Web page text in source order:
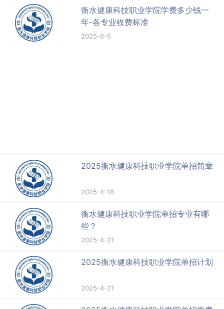
衡水健康科技职业学院学费多少钱一
年-各专业收费标准
2025-6-5
2025衡水健康科技职业学院单招简章
2025-4-18
衡水健康科技职业学院单招专业有哪
些？
2025-4-21
2025衡水健康科技职业学院单招计划
2025-4-21